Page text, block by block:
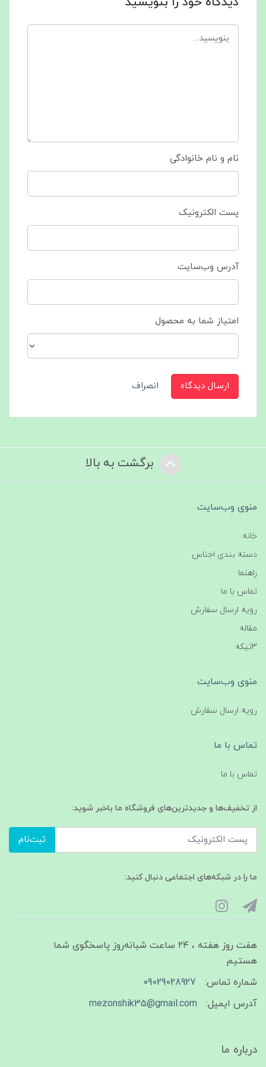
نام و نام خانوادگی
پست الکترونیک
آدرس وب‌سایت
امتیاز شما به محصول
ارسال دیدگاه انصراف
برگشت به بالا
منوی وب‌سایت
خانه
دسته بندی اجناس
راهنما
تماس با ما
رویه ارسال سفارش
مقاله
3تیکه
منوی وب‌سایت
رویه ارسال سفارش
تماس با ما
تماس با ما
از تخفیف‌ها و جدیدترین‌های فروشگاه ما باخبر شوید:
ثبت‌نام
ما را در شبکه‌های اجتماعی دنبال کنید:
هفت روز هفته ، ۲۴ ساعت شبانه‌روز پاسخگوی شما
هستیم
شماره تماس:
09029028927
آدرس ایمیل:
mezonshik35@gmail.com
درباره ما